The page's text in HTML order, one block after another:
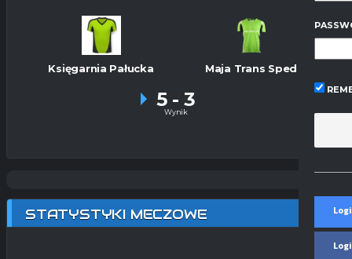
Księgarnia Pałucka Maja Trans Sped
5 - 3
Wynik
STATYSTYKI MECZOWE